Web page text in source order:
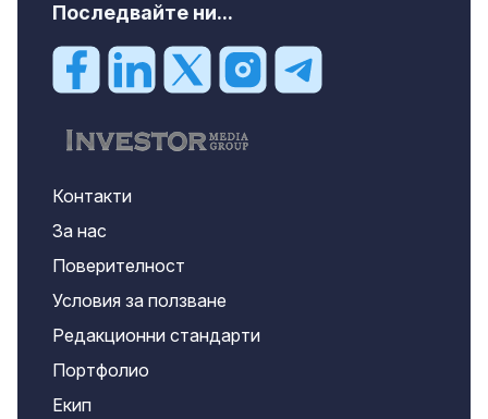
Последвайте ни...
Контакти
За нас
Поверителност
Условия за ползване
Редакционни стандарти
Портфолио
Екип